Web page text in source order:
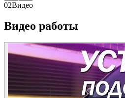
02Видео
Видео работы